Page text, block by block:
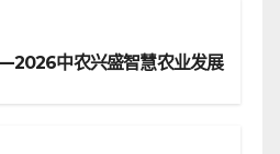
中农兴盛智慧农业发展